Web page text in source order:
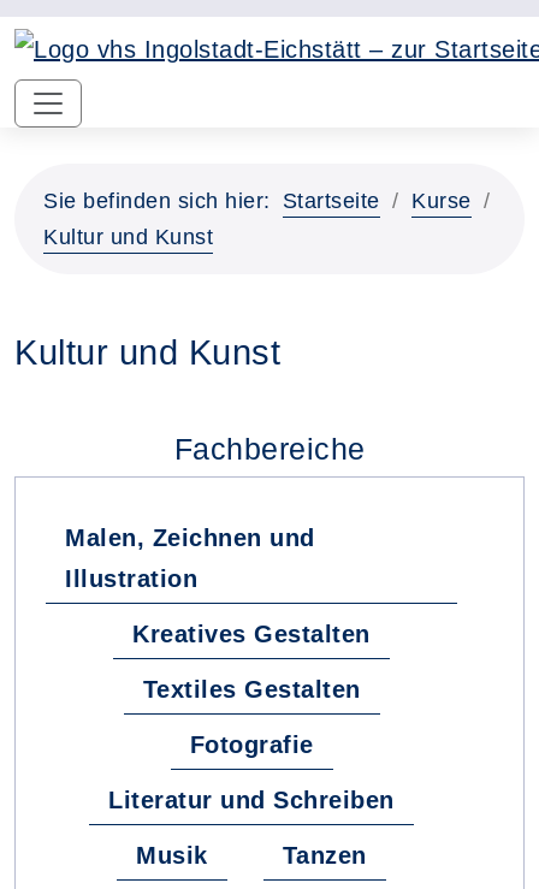
Sie befinden sich hier: Startseite
Kurse
Kultur und Kunst
Kultur und Kunst
Fachbereiche
Malen, Zeichnen und
Illustration
Kreatives Gestalten
Textiles Gestalten
Fotografie
Literatur und Schreiben
Musik Tanzen